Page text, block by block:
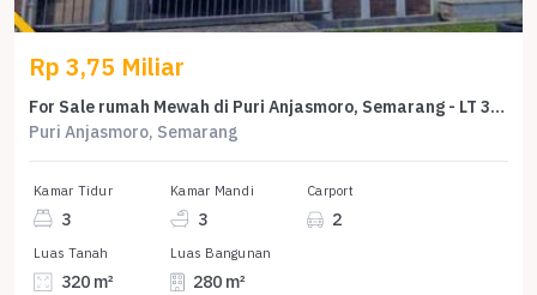
Rp 3,75 Miliar
For Sale rumah Mewah di Puri Anjasmoro, Semarang - LT 320m²
Puri Anjasmoro, Semarang
Kamar Tidur
3
Kamar Mandi
3
Carport
2
Luas Tanah
320 m²
Luas Bangunan
280 m²